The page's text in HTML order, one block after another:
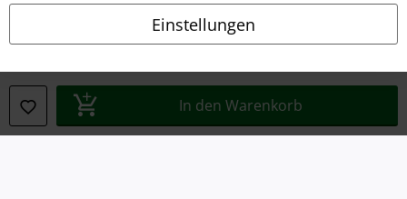
Einstellungen
In den Warenkorb
Information zur Barrierefreiheit
Vertrag widerrufen
Alle Preise inkl. gesetzlicher Mehrwertsteuer, zzgl.Versandkosten